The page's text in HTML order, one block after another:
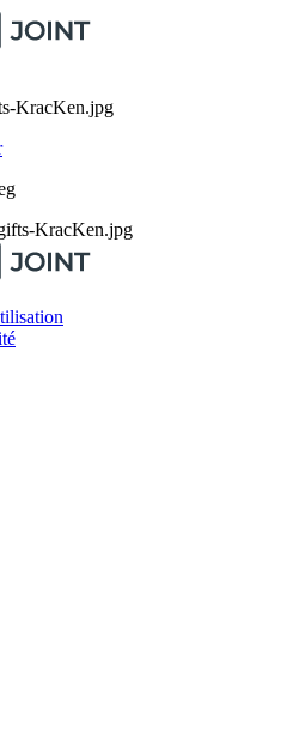
KracKen.jpg